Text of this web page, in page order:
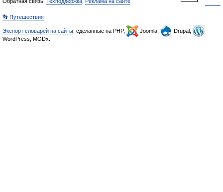
👣 Путешествия
Экспорт словарей на сайты , сделанные на PHP, Joomla,
Drupal,
WordPress, MODx.